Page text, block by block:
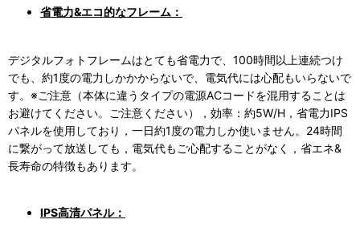
省電力&エコ的なフレーム：
デジタルフォトフレームはとても省電力で、100時間以上連続つけ
でも、約1度の電力しかかからないで、電気代には心配もいらないで
す。※ご注意（本体に違うタイプの電源ACコードを混用することは
お避けてください。ご注意ください），効率：約5W/H，省電力IPS
パネルを使用しており，一日約1度の電力しか使いません。24時間
に繋がって放送しても，電気代もご心配することがなく，省エネ&
長寿命の特徴もあります。
IPS高清パネル：